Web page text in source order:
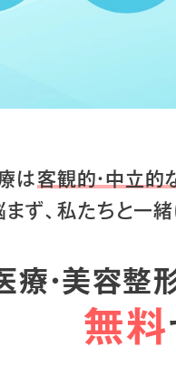
は客観的・中立的
ず、私たちと一
療・美容整
無料